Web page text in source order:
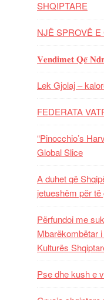
SHQIPTARE
NJË SPROVË
𝐕𝐞𝐧𝐝𝐢𝐦𝐞𝐭 𝐐𝐞̈
Lek Gjolaj –
FEDERATA
“Pinocchio’s
Global Slice
A duhet që
jetueshëm për
Përfundoi me
Mbarëkombëtar
Kulturës
Pse dhe kush e